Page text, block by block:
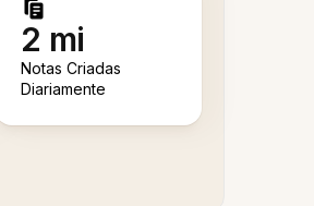
2 mi
Notas Criadas
Diariamente